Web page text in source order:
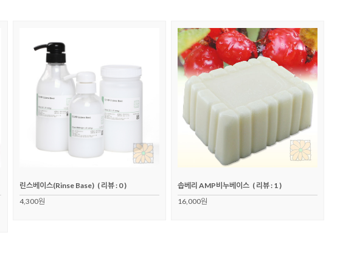
린스베이스(Rinse Base) ( 리뷰 : 0 )
4,300원
솝베리 AMP비누베이스 ( 리뷰 : 1 )
16,000원